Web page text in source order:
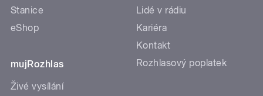
Stanice
eShop
mujRozhlas
Živé vysílání
Lidé v rádiu
Kariéra
Kontakt
Rozhlasový poplatek